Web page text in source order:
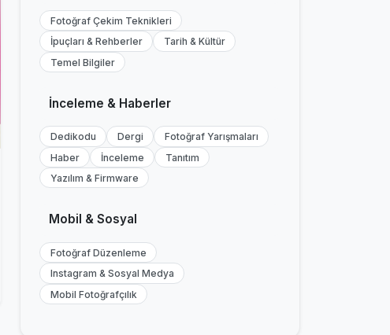
Fotoğraf Çekim Teknikleri
İpuçları & Rehberler
Tarih & Kültür
Temel Bilgiler
İnceleme & Haberler
Dedikodu Dergi
Fotoğraf Yarışmaları
Haber
İnceleme
Tanıtım
Yazılım & Firmware
Mobil & Sosyal
Fotoğraf Düzenleme
Instagram & Sosyal Medya
Mobil Fotoğrafçılık